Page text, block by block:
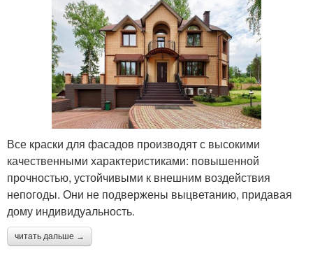
Все краски для фасадов производят с высокими
качественными характеристиками: повышенной
прочностью, устойчивыми к внешним воздействия
непогоды. Они не подвержены выцветанию, придавая
дому индивидуальность.
читать дальше →